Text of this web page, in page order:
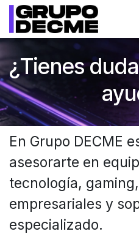
Ir al contenido
¿Tienes
En Grupo DECME
asesorarte en
tecnología,
empresariales y
especializado.